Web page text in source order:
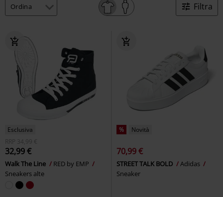
Filtra
Esclusiva
RRP
34,99 €
32,99 €
Walk The Line
RED by EMP
Sneakers alte
% Novità
70,99 €
STREET TALK BOLD
Adidas
Sneaker